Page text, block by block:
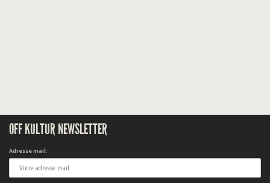
OFF KULTUR NEWSLETTER
Adresse mail: